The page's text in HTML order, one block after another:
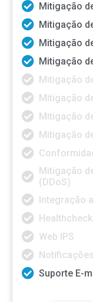
Mitigação
Mitigação
Mitigação
Mitigação
Mitigação
Mitigação
Mitigação
Mitigação
Mitigação
(DDoS)
Integração
Web IPS
Suporte E-